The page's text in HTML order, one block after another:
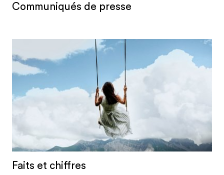
Communiqués de presse
Faits et chiffres